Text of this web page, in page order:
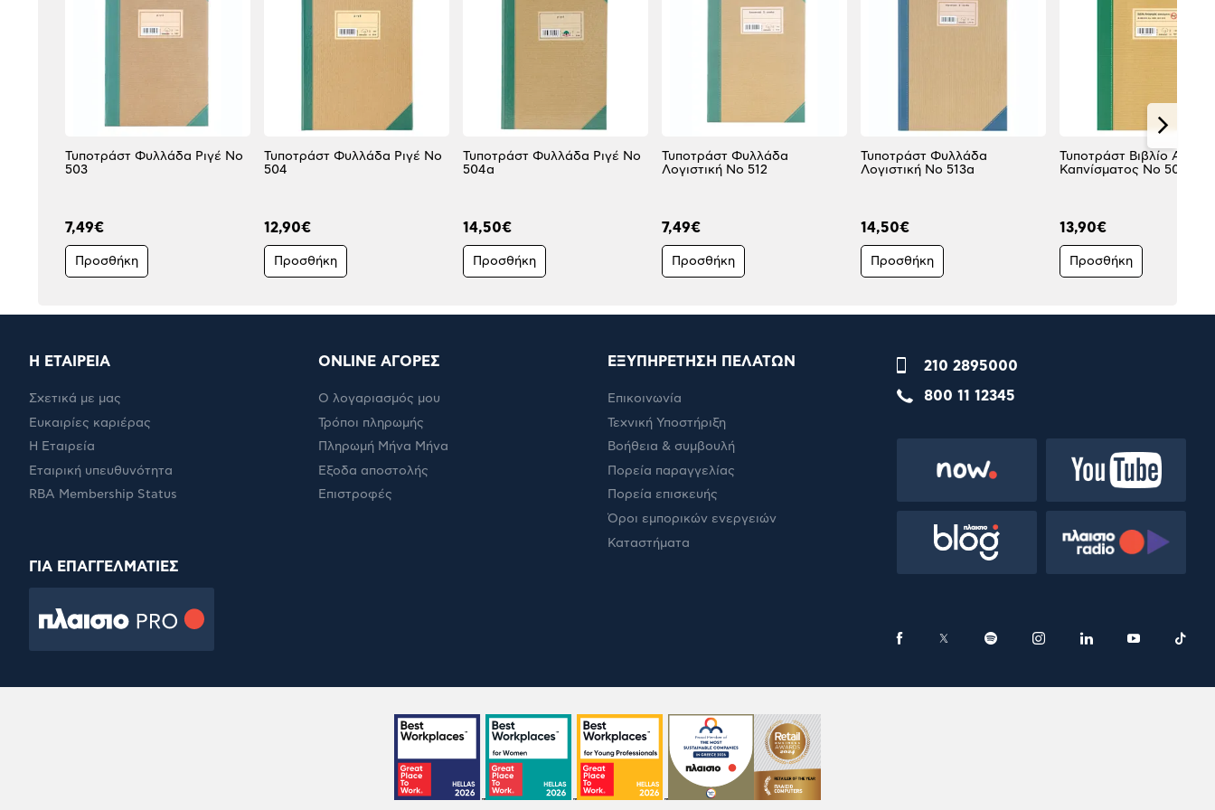
Τυποτράστ Φυλλάδα Ριγέ No
503
7,49€
Προσθήκη
Τυποτράστ Φυλλάδα Ριγέ Νο
504
12,90€
Προσθήκη
Τυποτράστ Φυλλάδα Ριγέ Νο
504α
14,50€
Προσθήκη
Τυποτράστ Φυλλάδα
Λογιστική No 512
7,49€
Προσθήκη
Τυποτράστ Φυλλάδα
Λογιστική No 513α
14,50€
Προσθήκη
Τυποτράστ Βιβλίο
Καπνίσματος Νο 501
13,90€
Προσθήκη
Η ΕΤΑΙΡΕΙΑ
Σχετικά με μας
Ευκαιρίες καριέρας
Η Εταιρεία
Εταιρική υπευθυνότητα
RBA Membership Status
ONLINE ΑΓΟΡΕΣ
Ο λογαριασμός μου
Τρόποι πληρωμής
Πληρωμή Μήνα Μήνα
Έξοδα αποστολής
Επιστροφές
ΕΞΥΠΗΡΕΤΗΣΗ ΠΕΛΑΤΩΝ
Επικοινωνία
Τεχνική Υποστήριξη
Βοήθεια & συμβουλή
Πορεία παραγγελίας
Πορεία επισκευής
Όροι εμπορικών ενεργειών
Καταστήματα
210 2895000
800 11 12345
ΓΙΑ ΕΠΑΓΓΕΛΜΑΤΙΕΣ